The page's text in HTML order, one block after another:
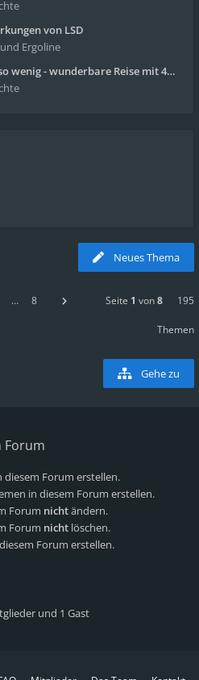
von LSD
Ergoline
wenig - wunderbare Reise mit 4g Pilze
Neues Thema
… 8 Seite 1 von8 195
Themen
Gehe zu
Forum
diesem Forum erstellen.
in diesem Forum erstellen.
Forum nichtändern.
Forum nicht löschen.
Forum erstellen.
und 1 Gast